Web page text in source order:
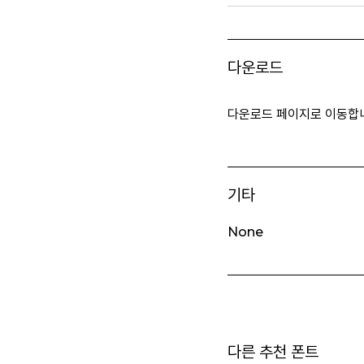
다운로드
다운로드 페이지로 이동합
기타
None
다른 추천 폰트